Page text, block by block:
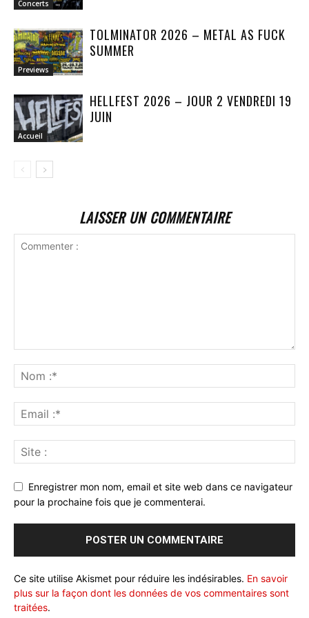
Concerts
Previews
TOLMINATOR 2026 – METAL AS FUCK
SUMMER
Accueil
HELLFEST 2026 – JOUR 2 VENDREDI 19
JUIN
LAISSER UN COMMENTAIRE
Enregistrer mon nom, email et site web dans ce navigateur
pour la prochaine fois que je commenterai.
Ce site utilise Akismet pour réduire les indésirables. En savoir
plus sur la façon dont les données de vos commentaires sont
traitées.